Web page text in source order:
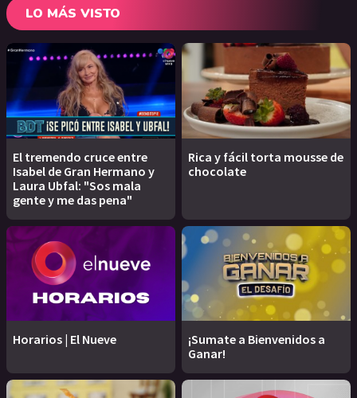
LO MÁS VISTO
El tremendo cruce entre
Isabel de Gran Hermano y
Laura Ubfal: "Sos mala
gente y me das pena"
Rica y fácil torta mousse de
chocolate
Horarios | El Nueve
¡Sumate a Bienvenidos a
Ganar!